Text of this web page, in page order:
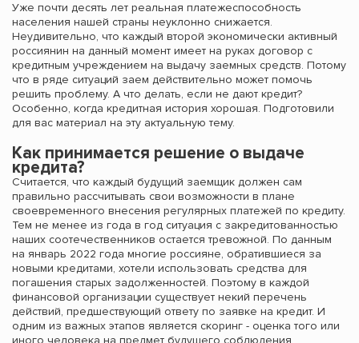
Уже почти десять лет реальная платежеспособность
населения нашей страны неуклонно снижается.
Неудивительно, что каждый второй экономически активный
россиянин на данный момент имеет на руках договор с
кредитным учреждением на выдачу заемных средств. Потому
что в ряде ситуаций заем действительно может помочь
решить проблему. А что делать, если не дают кредит?
Особенно, когда кредитная история хорошая. Подготовили
для вас материал на эту актуальную тему.
Как принимается решение о выдаче
кредита?
Считается, что каждый будущий заемщик должен сам
правильно рассчитывать свои возможности в плане
своевременного внесения регулярных платежей по кредиту.
Тем не менее из года в год ситуация с закредитованностью
наших соотечественников остается тревожной. По данным
на январь 2022 года многие россияне, обратившиеся за
новыми кредитами, хотели использовать средства для
погашения старых задолженностей. Поэтому в каждой
финансовой организации существует некий перечень
действий, предшествующий ответу по заявке на кредит. И
одним из важных этапов является скоринг - оценка того или
иного человека на предмет будущего соблюдения